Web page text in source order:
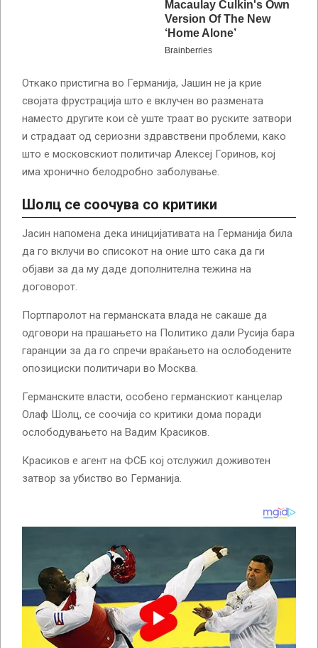
Откако пристигна во Германија, Јашин не ја крие
својата фрустрација што е вклучен во размената
наместо другите кои сè уште траат во руските затвори
и страдаат од сериозни здравствени проблеми, како
што е московскиот политичар Алексеј Горинов, кој
има хронично белодробно заболување.
Шолц се соочува со критики
Јасин напомена дека иницијативата на Германија била
да го вклучи во списокот на оние што сака да ги
објави за да му даде дополнителна тежина на
договорот.
Портпаролот на германската влада не сакаше да
одговори на прашањето на Политико дали Русија бара
гаранции за да го спречи враќањето на ослободените
опозициски политичари во Москва.
Германските власти, особено германскиот канцелар
Олаф Шолц, се соочија со критики дома поради
ослободувањето на Вадим Красиков.
Красиков е агент на ФСБ кој отслужил доживотен
затвор за убиство во Германија.